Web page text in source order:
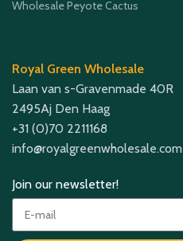
Wholesale Peyote Cactus
Royal Green Wholesale
Laan van s-Gravenmade 40R
2495Aj Den Haag
+31 (0)70 2211168
info@royalgreenwholesale.com
Join our newsletter!